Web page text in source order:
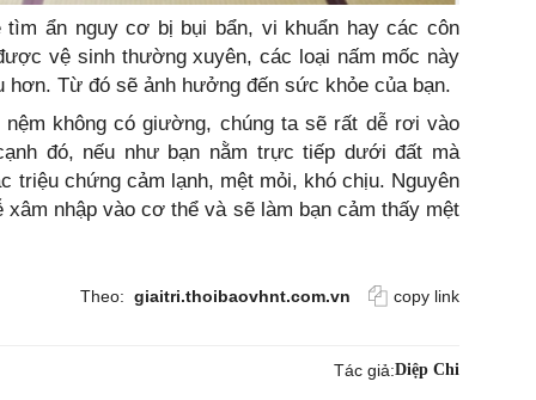
ẩn nguy cơ bị bụi bẩn, vi khuẩn hay các côn
vệ sinh thường xuyên, các loại nấm mốc này
hơn. Từ đó sẽ ảnh hưởng đến sức khỏe của bạn.
không có giường, chúng ta sẽ rất dễ rơi vào
đó, nếu như bạn nằm trực tiếp dưới đất mà
triệu chứng cảm lạnh, mệt mỏi, khó chịu. Nguyên
nhập vào cơ thể và sẽ làm bạn cảm thấy mệt
Theo: giaitri.thoibaovhnt.com.vn copy link
Tác giả:Diệp Chi